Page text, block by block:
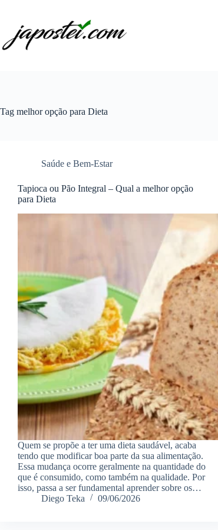
conteúdo
Tag melhor opção para Dieta
Saúde e Bem-Estar
Tapioca ou Pão Integral – Qual a melhor opção
para Dieta
Quem se propõe a ter uma dieta saudável, acaba
tendo que modificar boa parte da sua alimentação.
Essa mudança ocorre geralmente na quantidade do
que é consumido, como também na qualidade. Por
isso, passa a ser fundamental aprender sobre os…
Diego Teka
09/06/2026